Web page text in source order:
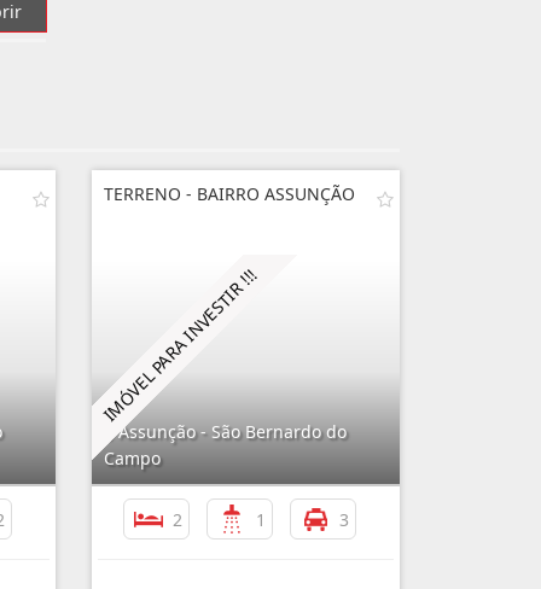
TERRENO - BAIRRO ASSUNÇÃO
Assunção - São Bernardo do
Campo
2 1 3